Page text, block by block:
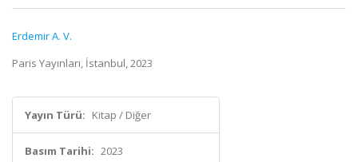
Erdemir A. V.
Paris Yayınları, İstanbul, 2023
Yayın Türü: Kitap / Diğer
Basım Tarihi: 2023